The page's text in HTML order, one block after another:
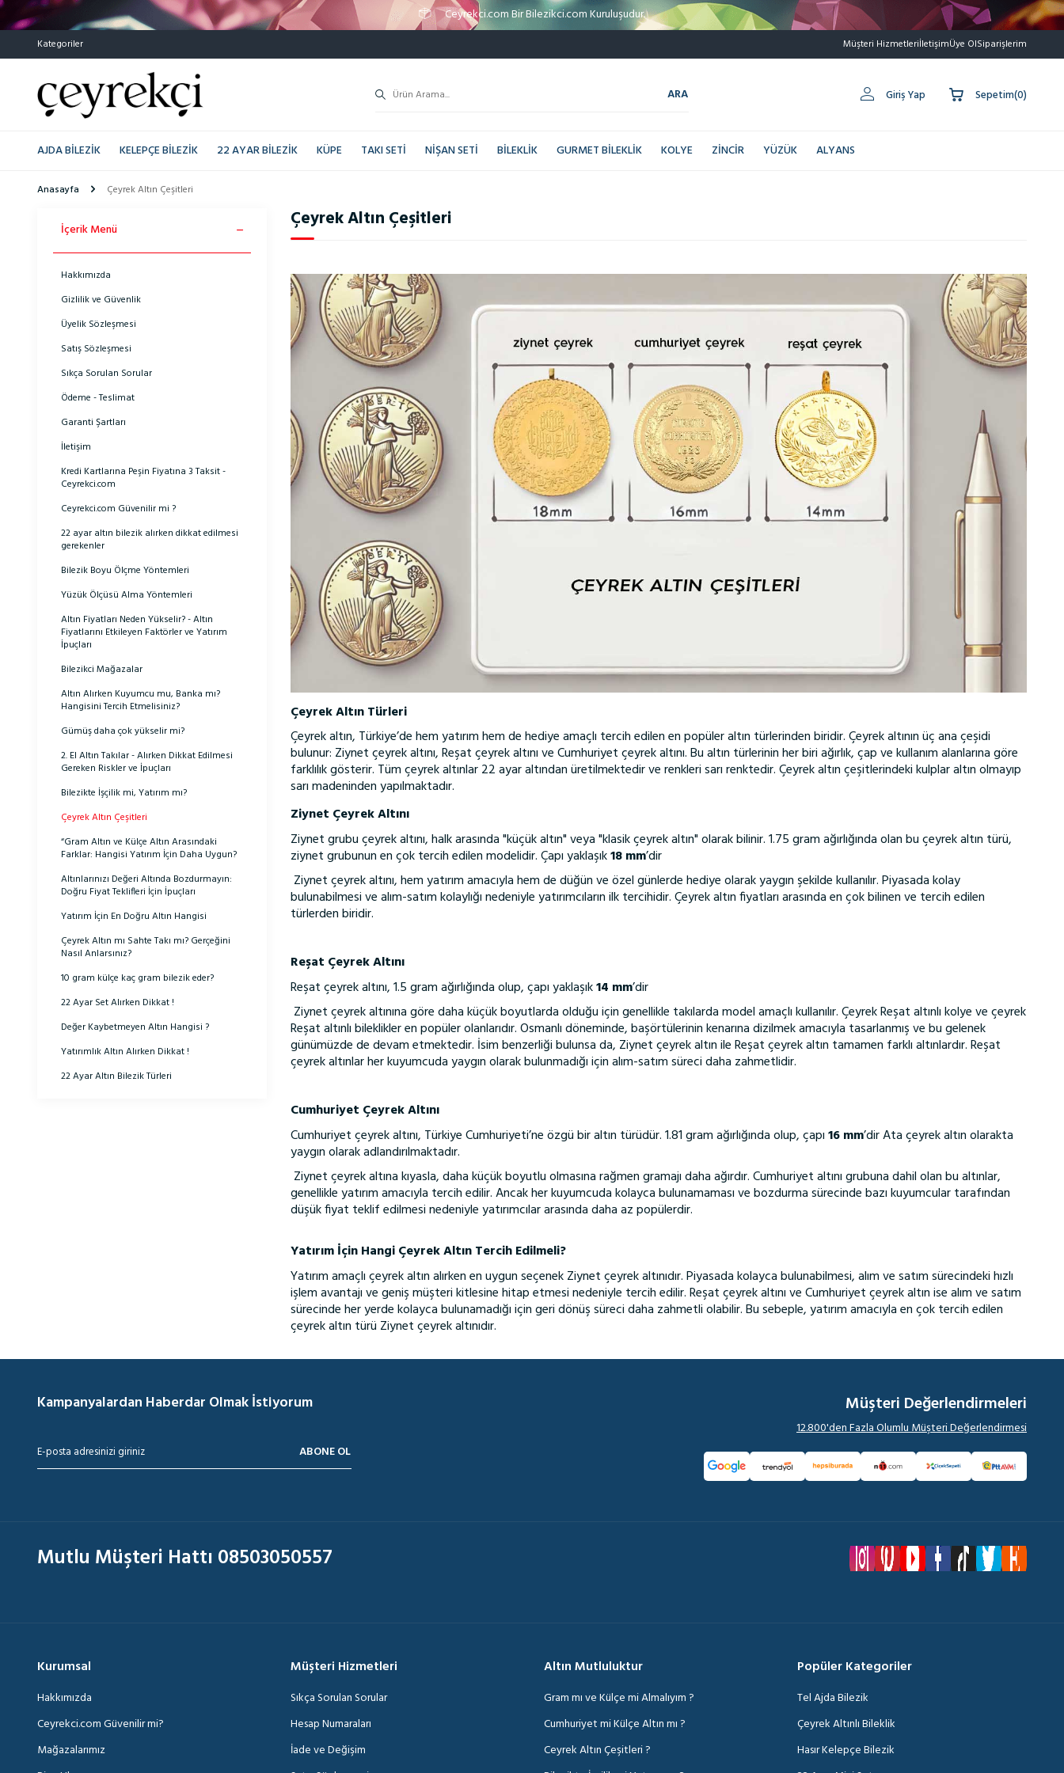
Ceyrekci.com Bir Bilezikci.com Kuruluşudur.
Kategoriler Müşteri HizmetleriİletişimÜye OlSiparişlerim
ARA Giriş Yap Sepetim(0)
AJDA BILEZIK KELEPÇE BILEZIK 22 AYAR BILEZIK KÜPE TAKI SETI NIŞAN SETI BILEKLIK GURMET BILEKLIK KOLYE ZINCIR YÜZÜK ALYANS
Anasayfa Çeyrek Altın Çeşitleri
İçerik Menü
Hakkımızda
Gizlilik ve Güvenlik
Üyelik Sözleşmesi
Satış Sözleşmesi
Sıkça Sorulan Sorular
Ödeme - Teslimat
Garanti Şartları
İletişim
Kredi Kartlarına Peşin Fiyatına 3 Taksit -
Ceyrekci.com
Ceyrekci.com Güvenilir mi ?
22 ayar altın bilezik alırken dikkat edilmesi
gerekenler
Bilezik Boyu Ölçme Yöntemleri
Yüzük Ölçüsü Alma Yöntemleri
Altın Fiyatları Neden Yükselir? - Altın
Fiyatlarını Etkileyen Faktörler ve Yatırım
İpuçları
Bilezikci Mağazalar
Altın Alırken Kuyumcu mu, Banka mı?
Hangisini Tercih Etmelisiniz?
Gümüş daha çok yükselir mi?
2. El Altın Takılar - Alırken Dikkat Edilmesi
Gereken Riskler ve İpuçları
Bilezikte İşçilik mi, Yatırım mı?
Çeyrek Altın Çeşitleri
“Gram Altın ve Külçe Altın Arasındaki
Farklar: Hangisi Yatırım İçin Daha Uygun?
Altınlarınızı Değeri Altında Bozdurmayın:
Doğru Fiyat Teklifleri İçin İpuçları
Yatırım İçin En Doğru Altın Hangisi
Çeyrek Altın mı Sahte Takı mı? Gerçeğini
Nasıl Anlarsınız?
10 gram külçe kaç gram bilezik eder?
22 Ayar Set Alırken Dikkat !
Değer Kaybetmeyen Altın Hangisi ?
Yatırımlık Altın Alırken Dikkat !
22 Ayar Altın Bilezik Türleri
Çeyrek Altın Çeşitleri
Çeyrek Altın Türleri
Çeyrek altın, Türkiye’de hem yatırım hem de hediye amaçlı tercih edilen en popüler altın türlerinden biridir. Çeyrek altının üç ana çeşidi
bulunur: Ziynet çeyrek altını, Reşat çeyrek altını ve Cumhuriyet çeyrek altını. Bu altın türlerinin her biri ağırlık, çap ve kullanım alanlarına göre
farklılık gösterir. Tüm çeyrek altınlar 22 ayar altından üretilmektedir ve renkleri sarı renktedir. Çeyrek altın çeşitlerindeki kulplar altın olmayıp
sarı madeninden yapılmaktadır.
Ziynet Çeyrek Altını
Ziynet grubu çeyrek altını, halk arasında "küçük altın" veya "klasik çeyrek altın" olarak bilinir. 1.75 gram ağırlığında olan bu çeyrek altın türü,
ziynet grubunun en çok tercih edilen modelidir. Çapı yaklaşık18 mm’dir
Ziynet çeyrek altını, hem yatırım amacıyla hem de düğün ve özel günlerde hediye olarak yaygın şekilde kullanılır. Piyasada kolay
bulunabilmesi ve alım-satım kolaylığı nedeniyle yatırımcıların ilk tercihidir. Çeyrek altın fiyatları arasında en çok bilinen ve tercih edilen
türlerden biridir.
Reşat Çeyrek Altını
Reşat çeyrek altını, 1.5 gram ağırlığında olup, çapı yaklaşık14 mm’dir
Ziynet çeyrek altınına göre daha küçük boyutlarda olduğu için genellikle takılarda model amaçlı kullanılır. Çeyrek Reşat altınlı kolye ve çeyrek
Reşat altınlı bileklikler en popüler olanlarıdır. Osmanlı döneminde, başörtülerinin kenarına dizilmek amacıyla tasarlanmış ve bu gelenek
günümüzde de devam etmektedir. İsim benzerliği bulunsa da, Ziynet çeyrek altın ile Reşat çeyrek altın tamamen farklı altınlardır. Reşat
çeyrek altınlar her kuyumcuda yaygın olarak bulunmadığı için alım-satım süreci daha zahmetlidir.
Cumhuriyet Çeyrek Altını
Cumhuriyet çeyrek altını, Türkiye Cumhuriyeti’ne özgü bir altın türüdür. 1.81 gram ağırlığında olup, çapı16 mm’dir​ Ata çeyrek altın olarakta
yaygın olarak adlandırılmaktadır.
Ziynet çeyrek altına kıyasla, daha küçük boyutlu olmasına rağmen gramajı daha ağırdır. Cumhuriyet altını grubuna dahil olan bu altınlar,
genellikle yatırım amacıyla tercih edilir. Ancak her kuyumcuda kolayca bulunamaması ve bozdurma sürecinde bazı kuyumcular tarafından
düşük fiyat teklif edilmesi nedeniyle yatırımcılar arasında daha az popülerdir.
Yatırım İçin Hangi Çeyrek Altın Tercih Edilmeli?
Yatırım amaçlı çeyrek altın alırken en uygun seçenek Ziynet çeyrek altınıdır. Piyasada kolayca bulunabilmesi, alım ve satım sürecindeki hızlı
işlem avantajı ve geniş müşteri kitlesine hitap etmesi nedeniyle tercih edilir. Reşat çeyrek altını ve Cumhuriyet çeyrek altın ise alım ve satım
sürecinde her yerde kolayca bulunamadığı için geri dönüş süreci daha zahmetli olabilir. Bu sebeple, yatırım amacıyla en çok tercih edilen
çeyrek altın türü Ziynet çeyrek altınıdır.
Kampanyalardan Haberdar Olmak İstiyorum
ABONE OL
Müşteri Değerlendirmeleri
12.800'den Fazla Olumlu Müşteri Değerlendirmesi
Mutlu Müşteri Hattı 08503050557
Kurumsal
Hakkımızda
Ceyrekci.com Güvenilir mi?
Mağazalarımız
Müşteri Hizmetleri
Sıkça Sorulan Sorular
Hesap Numaraları
İade ve Değişim
Altın Mutluluktur
Gram mı ve Külçe mi Almalıyım ?
Cumhuriyet mi Külçe Altın mı ?
Ceyrek Altın Çeşitleri ?
Popüler Kategoriler
Tel Ajda Bilezik
Çeyrek Altınlı Bileklik
Hasır Kelepçe Bilezik